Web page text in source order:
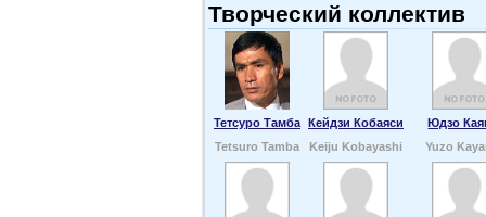
Творческий коллектив
Тетсуро Тамба Кейдзи Кобаяси
Юдзо
Tetsuro Tamba
Keiju Kobayashi Yuzo